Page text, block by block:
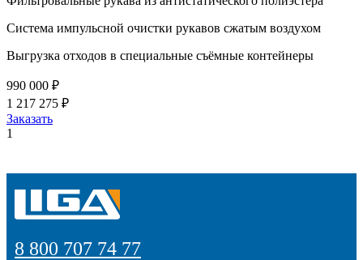
Система импульсной очистки рукавов сжатым воздухом
Выгрузка отходов в специальные съёмные контейнеры
990 000 ₽
1 217 275 ₽
Заказать
1
8 800 707 74 77